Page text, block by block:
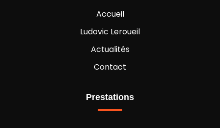
Accueil
Ludovic Leroueil
Actualités
Contact
Prestations